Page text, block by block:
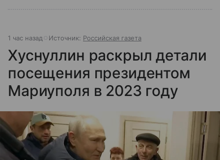
1 час назад Источник: Российская газета
Хуснуллин раскрыл детали
посещения президентом
Мариуполя в 2023 году